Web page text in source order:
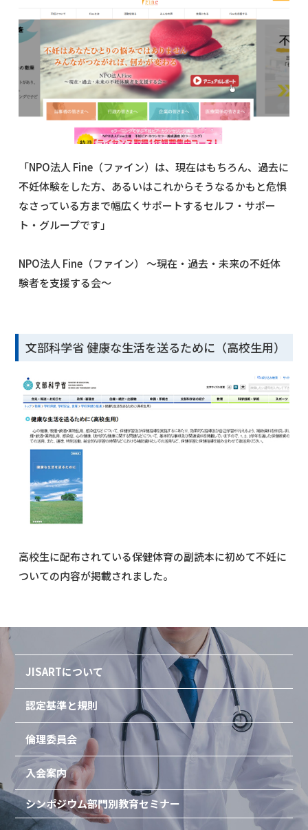
「NPO法人 Fine（ファイン）は、現在はもちろん、過去に
不妊体験をした方、あるいはこれからそうなるかもと危惧
なさっている方まで幅広くサポートするセルフ・サポー
ト・グループです」
NPO法人 Fine（ファイン） ～現在・過去・未来の不妊体
験者を支援する会～
文部科学省 健康な生活を送るために（高校生用）
高校生に配布されている保健体育の副読本に初めて不妊に
ついての内容が掲載されました。
JISARTについて
認定基準と規則
倫理委員会
入会案内
シンポジウム部門別教育セミナー